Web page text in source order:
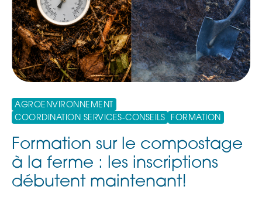
AGROENVIRONNEMENT
COORDINATION SERVICES-CONSEILS
FORMATION
Formation sur le compostage
à la ferme : les inscriptions
débutent maintenant!